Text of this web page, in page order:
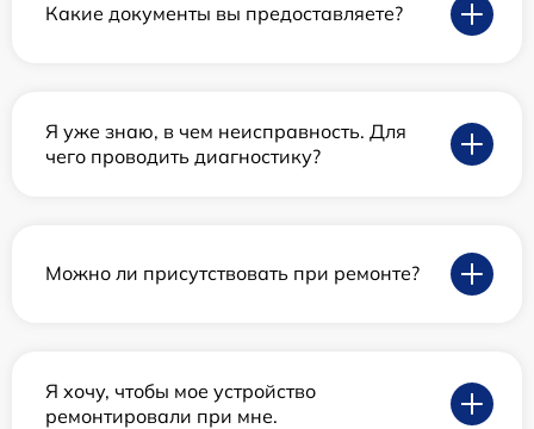
Какие документы вы предоставляете?
Я уже знаю, в чем неисправность. Для
чего проводить диагностику?
Можно ли присутствовать при ремонте?
Я хочу, чтобы мое устройство
ремонтировали при мне.